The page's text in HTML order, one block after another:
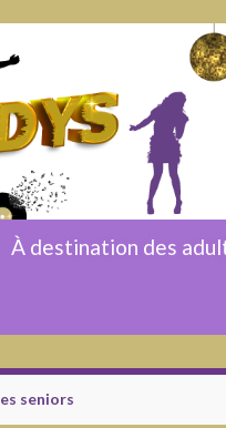
À destination des
seniors